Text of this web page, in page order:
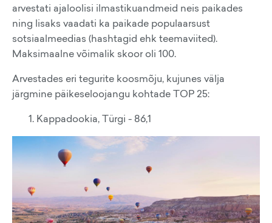
arvestati ajaloolisi ilmastikuandmeid neis paikades
ning lisaks vaadati ka paikade populaarsust
sotsiaalmeedias (hashtagid ehk teemaviited).
Maksimaalne võimalik skoor oli 100.
Arvestades eri tegurite koosmõju, kujunes välja
järgmine päikeseloojangu kohtade TOP 25:
Kappadookia, Türgi - 86,1